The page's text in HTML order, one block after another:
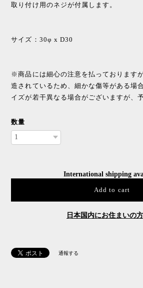
取り付け用のネジが付属します。
サイズ：30φ x D30
※商品には細心の注意を払っております
造されているため、細かな傷等がある場
イズが若干異なる場合がございますが、
数量
International shipping
Add to cart
日本国内にお住まいの
通報する